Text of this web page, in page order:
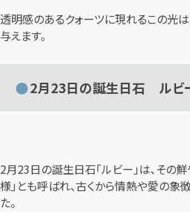
透明感のあるクォーツに現れるこの光
与えます。
2月23日の誕生日石 ルビ
2月23日の誕生日石「ルビー」は、その
様」とも呼ばれ、古くから情熱や愛の象
た。